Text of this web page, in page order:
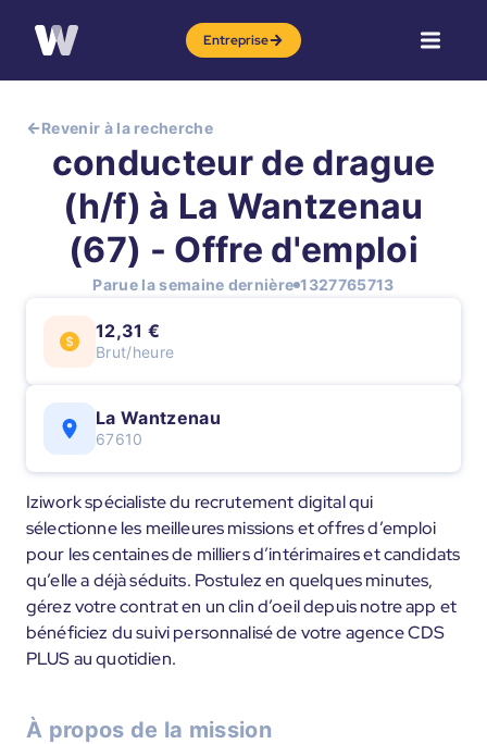
Entreprise
Revenir à la recherche
conducteur de drague
(h/f) à La Wantzenau
(67) - Offre d'emploi
Parue la semaine dernière 1327765713
12,31 €
Brut/heure
La Wantzenau
67610
Iziwork spécialiste du recrutement digital qui
sélectionne les meilleures missions et offres d’emploi
pour les centaines de milliers d’intérimaires et candidats
qu’elle a déjà séduits. Postulez en quelques minutes,
gérez votre contrat en un clin d’oeil depuis notre app et
bénéficiez du suivi personnalisé de votre agence CDS
PLUS au quotidien.
À propos de la mission